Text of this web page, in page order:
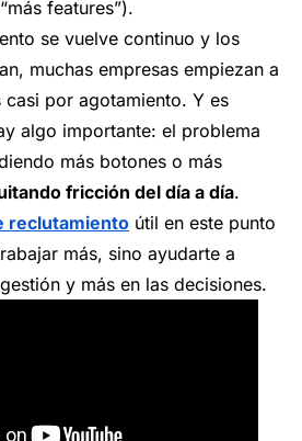
features”).
se vuelve continuo y los
muchas empresas empiezan a
casi por agotamiento. Y es
algo importante: el problema
más botones o más
fricción del día a día.
reclutamiento útil en este punto
más, sino ayudarte a
y más en las decisiones.